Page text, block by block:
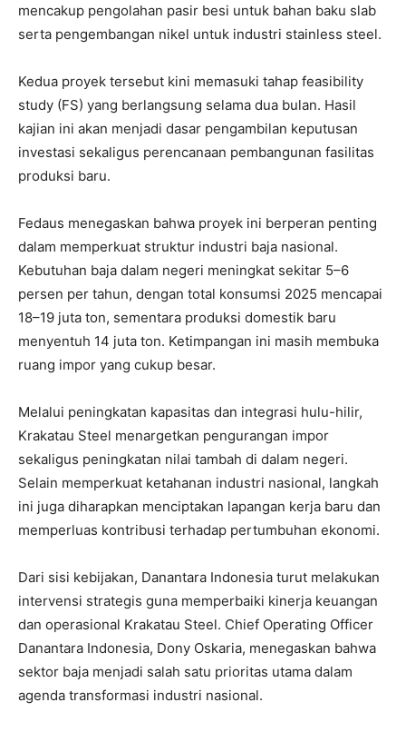
mencakup pengolahan pasir besi untuk bahan baku slab
serta pengembangan nikel untuk industri stainless steel.
Kedua proyek tersebut kini memasuki tahap feasibility
study (FS) yang berlangsung selama dua bulan. Hasil
kajian ini akan menjadi dasar pengambilan keputusan
investasi sekaligus perencanaan pembangunan fasilitas
produksi baru.
Fedaus menegaskan bahwa proyek ini berperan penting
dalam memperkuat struktur industri baja nasional.
Kebutuhan baja dalam negeri meningkat sekitar 5–6
persen per tahun, dengan total konsumsi 2025 mencapai
18–19 juta ton, sementara produksi domestik baru
menyentuh 14 juta ton. Ketimpangan ini masih membuka
ruang impor yang cukup besar.
Melalui peningkatan kapasitas dan integrasi hulu-hilir,
Krakatau Steel menargetkan pengurangan impor
sekaligus peningkatan nilai tambah di dalam negeri.
Selain memperkuat ketahanan industri nasional, langkah
ini juga diharapkan menciptakan lapangan kerja baru dan
memperluas kontribusi terhadap pertumbuhan ekonomi.
Dari sisi kebijakan, Danantara Indonesia turut melakukan
intervensi strategis guna memperbaiki kinerja keuangan
dan operasional Krakatau Steel. Chief Operating Officer
Danantara Indonesia, Dony Oskaria, menegaskan bahwa
sektor baja menjadi salah satu prioritas utama dalam
agenda transformasi industri nasional.